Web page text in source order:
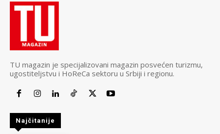
TU magazin je specijalizovani magazin posvećen turizmu,
ugostiteljstvu i HoReCa sektoru u Srbiji i regionu.
Najčitanije